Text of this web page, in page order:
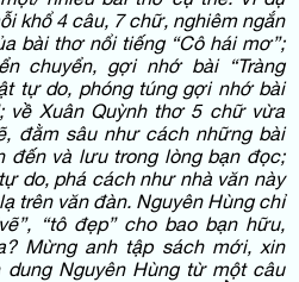
khổ 4 câu, 7 chữ, nghiêm ngắn
bài thơ nổi tiếng “Cô hái mơ”;
chuyển, gợi nhớ bài “Tràng
tự do, phóng túng gợi nhớ bài
; về Xuân Quỳnh thơ 5 chữ vừa
đằm sâu như cách những bài
đến và lưu trong lòng bạn đọc;
do, phá cách như nhà văn này
trên văn đàn. Nguyên Hùng chỉ
“tô đẹp” cho bao bạn hữu,
Mừng anh tập sách mới, xin
dung Nguyên Hùng từ một câu